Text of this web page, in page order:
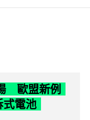
歐盟新例
電池